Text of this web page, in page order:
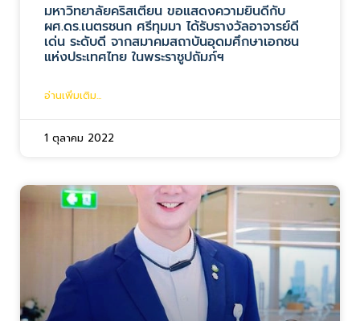
มหาวิทยาลัยคริสเตียน ขอแสดงความยินดีกับ
ผศ.ดร.เนตรชนก ศรีทุมมา ได้รับรางวัลอาจารย์ดี
เด่น ระดับดี จากสมาคมสถาบันอุดมศึกษาเอกชน
แห่งประเทศไทย ในพระราชูปถัมภ์ฯ
อ่านเพิ่มเติม...
1 ตุลาคม 2022